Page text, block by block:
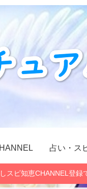
占い・ス
スピ知恵CHANNEL登